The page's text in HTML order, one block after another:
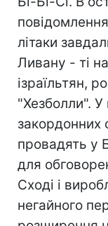
літаки
Ливану - ті
ізраїльтян,
"Хезболли". У
закордонних
провадять у
для
Сході і
негайного